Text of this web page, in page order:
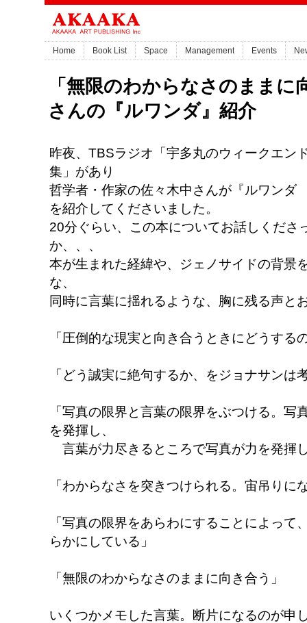
Home Book List Space Management Events
「無限のわからなさのままに
さんの『ルワンダ』紹介
昨夜、TBSラジオ「宇多丸のウィークエン
集」があり
哲学者・作家の佐々木中さんが『ルワン
を紹介してくださいました。
20分ぐらい、この本についてお話しくださ
か、、、
本が生まれた経緯や、ジェノサイドの背景
な、
同時に言葉に揺れるような、胸に残る声と
「圧倒的な現実と向き合うときにどうする
「どう誠実に絶句するか、をジョナサンは
「写真の限界と言葉の限界をぶつける。写
を発揮し、
言葉が力尽きるところで写真が力を発揮
「わからなさを突きつけられる。宙吊りに
「写真の限界をあらわにすることによって
らかにしている」
「無限のわからなさのままに向き合う」
いくつかメモした言葉。断片になるのが申